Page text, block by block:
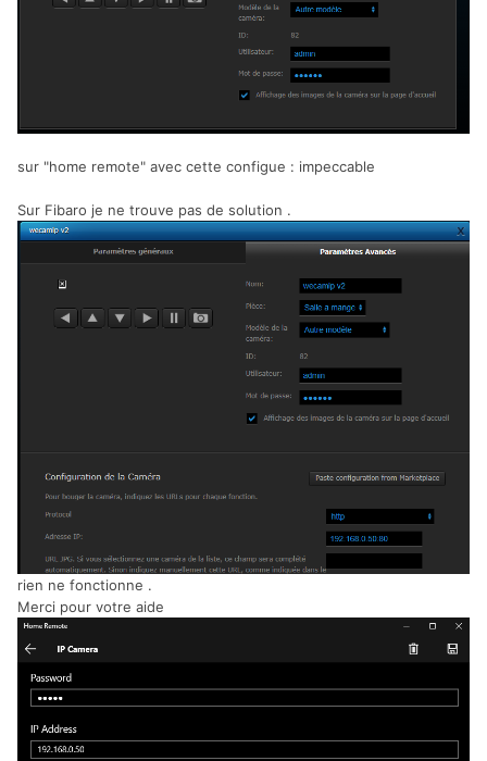
sur "home remote" avec cette configue : impeccable
Sur Fibaro je ne trouve pas de solution .
rien ne fonctionne .
Merci pour votre aide